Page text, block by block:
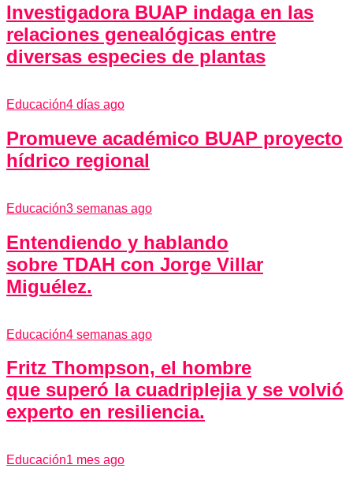
Investigadora BUAP indaga en las
relaciones genealógicas entre
diversas especies de plantas
Educación4 días ago
Promueve académico BUAP proyecto
hídrico regional
Educación3 semanas ago
Entendiendo y hablando
sobre TDAH con Jorge Villar
Miguélez.
Educación4 semanas ago
Fritz Thompson, el hombre
que superó la cuadriplejia y se volvió
experto en resiliencia.
Educación1 mes ago